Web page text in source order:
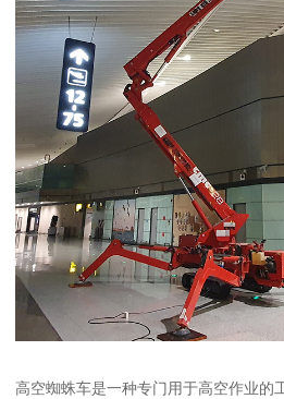
高空蜘蛛车是一种专门用于高空作业的